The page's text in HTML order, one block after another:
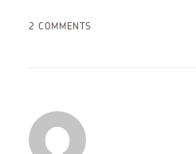
2 COMMENTS